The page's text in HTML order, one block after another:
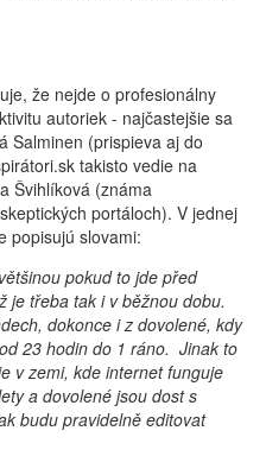
že nejde o profesionálny
autoriek - najčastejšie sa
Salminen (prispieva aj do
takisto vedie na
Švihlíková (známa
portáloch). V jednej
popisujú slovami:
pokud to jde před
je třeba tak i v běžnou dobu.
dokonce i z dovolené, kdy
23 hodin do 1 ráno. Jinak to
v zemi, kde internet funguje
a dovolené jsou dost s
budu pravidelně editovat